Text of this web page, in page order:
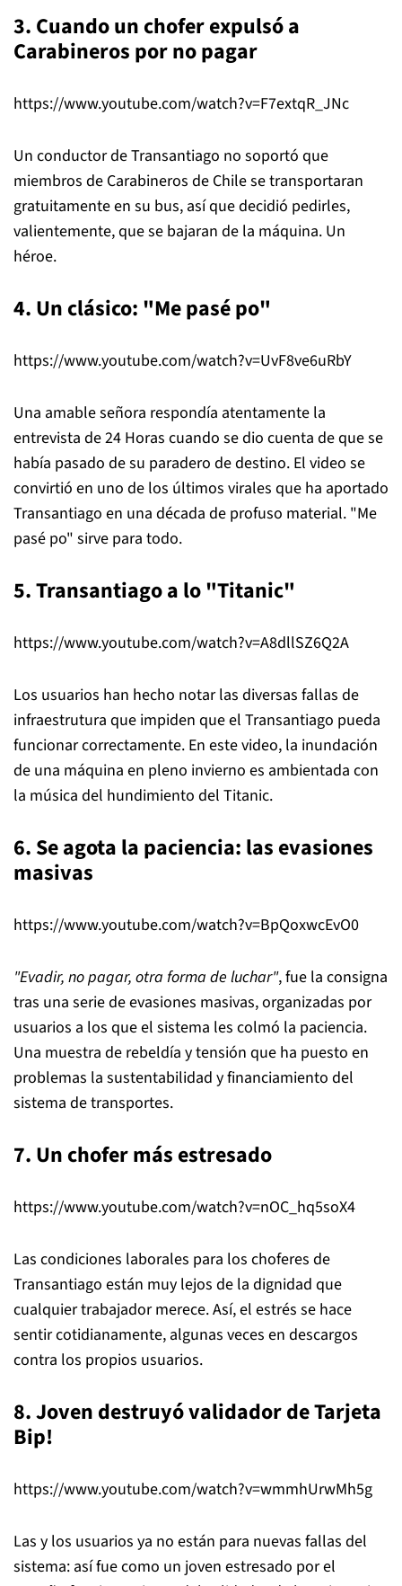
3. Cuando un chofer expulsó a
Carabineros por no pagar
https://www.youtube.com/watch?v=F7extqR_JNc
Un conductor de Transantiago no soportó que
miembros de Carabineros de Chile se transportaran
gratuitamente en su bus, así que decidió pedirles,
valientemente, que se bajaran de la máquina. Un
héroe.
4. Un clásico: "Me pasé po"
https://www.youtube.com/watch?v=UvF8ve6uRbY
Una amable señora respondía atentamente la
entrevista de 24 Horas cuando se dio cuenta de que se
había pasado de su paradero de destino. El video se
convirtió en uno de los últimos virales que ha aportado
Transantiago en una década de profuso material. "Me
pasé po" sirve para todo.
5. Transantiago a lo "Titanic"
https://www.youtube.com/watch?v=A8dllSZ6Q2A
Los usuarios han hecho notar las diversas fallas de
infraestrutura que impiden que el Transantiago pueda
funcionar correctamente. En este video, la inundación
de una máquina en pleno invierno es ambientada con
la música del hundimiento del Titanic.
6. Se agota la paciencia: las evasiones
masivas
https://www.youtube.com/watch?v=BpQoxwcEvO0
"Evadir, no pagar, otra forma de luchar", fue la consigna
tras una serie de evasiones masivas, organizadas por
usuarios a los que el sistema les colmó la paciencia.
Una muestra de rebeldía y tensión que ha puesto en
problemas la sustentabilidad y financiamiento del
sistema de transportes.
7. Un chofer más estresado
https://www.youtube.com/watch?v=nOC_hq5soX4
Las condiciones laborales para los choferes de
Transantiago están muy lejos de la dignidad que
cualquier trabajador merece. Así, el estrés se hace
sentir cotidianamente, algunas veces en descargos
contra los propios usuarios.
8. Joven destruyó validador de Tarjeta
Bip!
https://www.youtube.com/watch?v=wmmhUrwMh5g
Las y los usuarios ya no están para nuevas fallas del
sistema: así fue como un joven estresado por el